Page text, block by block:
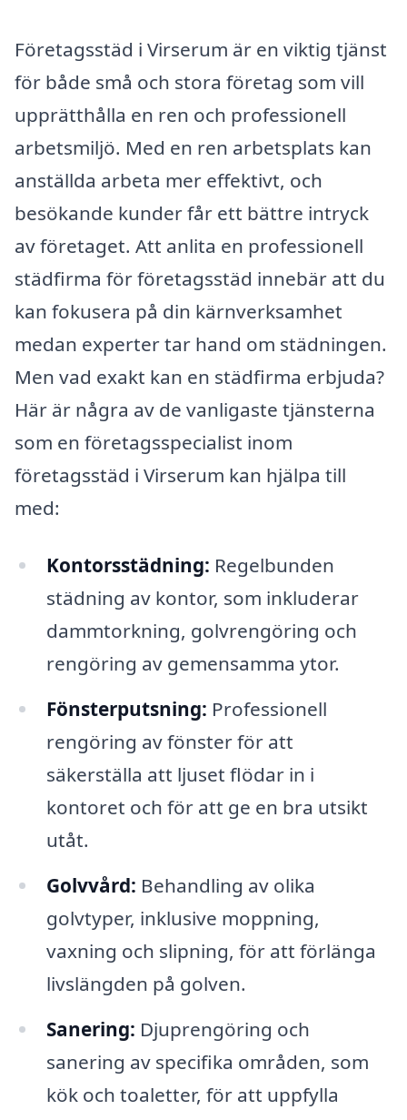
Företagsstäd i Virserum är en viktig tjänst
för både små och stora företag som vill
upprätthålla en ren och professionell
arbetsmiljö. Med en ren arbetsplats kan
anställda arbeta mer effektivt, och
besökande kunder får ett bättre intryck
av företaget. Att anlita en professionell
städfirma för företagsstäd innebär att du
kan fokusera på din kärnverksamhet
medan experter tar hand om städningen.
Men vad exakt kan en städfirma erbjuda?
Här är några av de vanligaste tjänsterna
som en företagsspecialist inom
företagsstäd i Virserum kan hjälpa till
med:
Kontorsstädning: Regelbunden
städning av kontor, som inkluderar
dammtorkning, golvrengöring och
rengöring av gemensamma ytor.
Fönsterputsning: Professionell
rengöring av fönster för att
säkerställa att ljuset flödar in i
kontoret och för att ge en bra utsikt
utåt.
Golvvård: Behandling av olika
golvtyper, inklusive moppning,
vaxning och slipning, för att förlänga
livslängden på golven.
Sanering: Djuprengöring och
sanering av specifika områden, som
kök och toaletter, för att uppfylla